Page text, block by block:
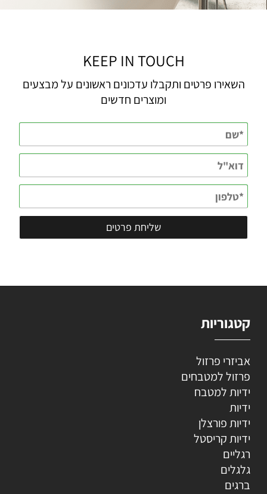
KEEP IN TOUCH
השאירו פרטים ותקבלו עדכונים ראשונים על מבצעים
ומוצרים חדשים
קטגוריות
אביזרי פרזול
פרזול למטבחים
ידיות למטבח
ידיות
ידיות פורצלן
ידיות קריסטל
רגליים
גלגלים
ברגים